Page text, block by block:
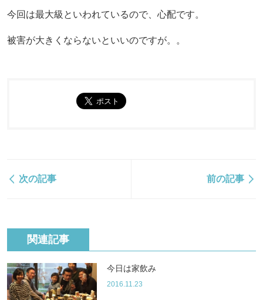
今回は最大級といわれているので、心配です。
被害が大きくならないといいのですが。。
次の記事 前の記事
関連記事
今日は家飲み
2016.11.23